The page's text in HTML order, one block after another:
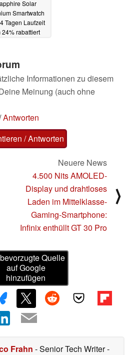
Solar
Smartwatch
Tagen Laufzeit
24% rabattiert
Informationen zu diesem
Meinung (auch ohne
Antworten
/ Antworten
Neuere News
4.500 Nits AMOLED-
Display und drahtloses
Laden im Mittelklasse-
Gaming-Smartphone:
Infinix enthüllt GT 30 Pro
⟩
Quelle
auf Google
hinzufügen
Frahn - Senior Tech Writer-